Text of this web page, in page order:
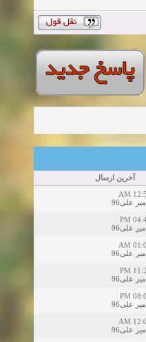
آخرین ارسال
امیر علی96
امیر علی96
امیر علی96
امیر علی96
امیر علی96
امیر علی96